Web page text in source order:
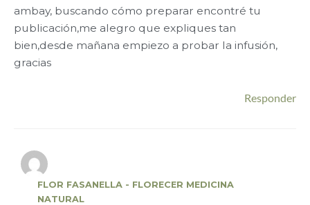
ambay, buscando cómo preparar encontré tu
publicación,me alegro que expliques tan
bien,desde mañana empiezo a probar la infusión,
gracias
Responder
FLOR FASANELLA - FLORECER MEDICINA
NATURAL